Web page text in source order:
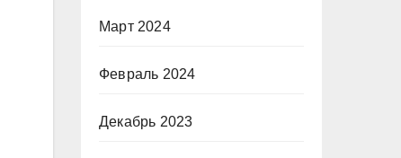
Март 2024
Февраль 2024
Декабрь 2023